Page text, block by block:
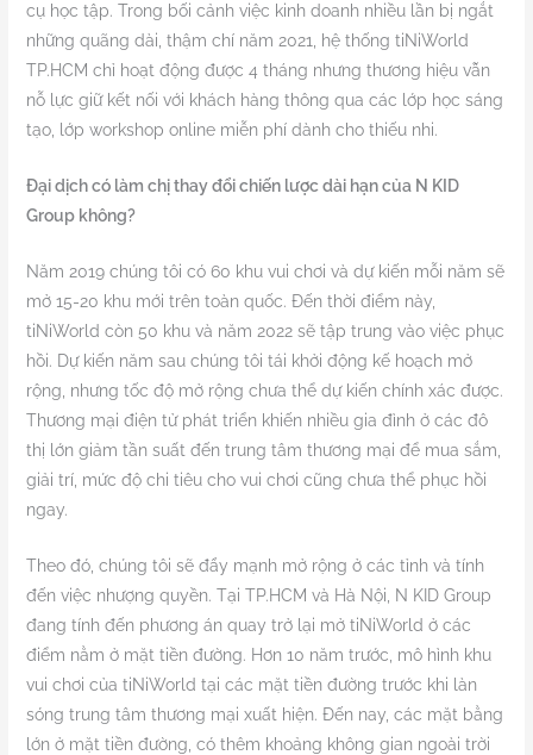
cụ học tập. Trong bối cảnh việc kinh doanh nhiều lần bị ngắt
những quãng dài, thậm chí năm 2021, hệ thống tiNiWorld
TP.HCM chỉ hoạt động được 4 tháng nhưng thương hiệu vẫn
nỗ lực giữ kết nối với khách hàng thông qua các lớp học sáng
tạo, lớp workshop online miễn phí dành cho thiếu nhi.
Đại dịch có làm chị thay đổi chiến lược dài hạn của N KID
Group không?
Năm 2019 chúng tôi có 60 khu vui chơi và dự kiến mỗi năm sẽ
mở 15-20 khu mới trên toàn quốc. Đến thời điểm này,
tiNiWorld còn 50 khu và năm 2022 sẽ tập trung vào việc phục
hồi. Dự kiến năm sau chúng tôi tái khởi động kế hoạch mở
rộng, nhưng tốc độ mở rộng chưa thể dự kiến chính xác được.
Thương mại điện tử phát triển khiến nhiều gia đình ở các đô
thị lớn giảm tần suất đến trung tâm thương mại để mua sắm,
giải trí, mức độ chi tiêu cho vui chơi cũng chưa thể phục hồi
ngay.
Theo đó, chúng tôi sẽ đẩy mạnh mở rộng ở các tỉnh và tính
đến việc nhượng quyền. Tại TP.HCM và Hà Nội, N KID Group
đang tính đến phương án quay trở lại mở tiNiWorld ở các
điểm nằm ở mặt tiền đường. Hơn 10 năm trước, mô hình khu
vui chơi của tiNiWorld tại các mặt tiền đường trước khi làn
sóng trung tâm thương mại xuất hiện. Đến nay, các mặt bằng
lớn ở mặt tiền đường, có thêm khoảng không gian ngoài trời